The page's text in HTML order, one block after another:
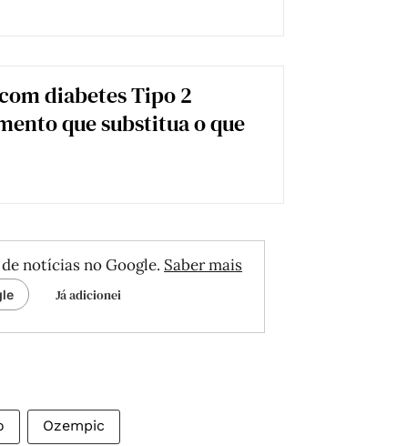
diabetes Tipo 2
que substitua o que
notícias no Google. Saber mais
Já adicionei
Ozempic